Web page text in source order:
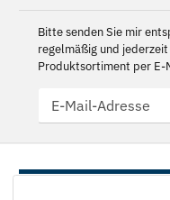
Bitte senden Sie mir
regelmäßig und
Produktsortiment per E-